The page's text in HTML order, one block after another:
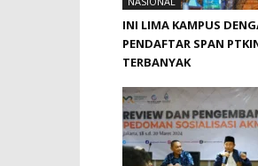
INI LIMA KAMPUS
PENDAFTAR SPAN
TERBANYAK